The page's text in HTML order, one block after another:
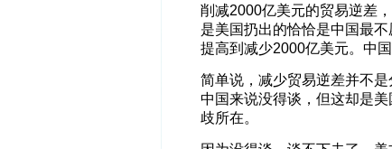
削减2000亿美元的贸易逆差
是美国扔出的恰恰是中国最
提高到减少2000亿美元。中国
简单说，减少贸易逆差并不
中国来说没得谈，但这却是
歧所在。